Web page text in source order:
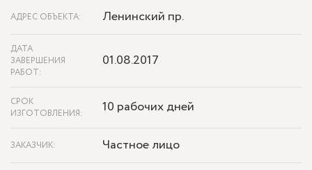
АДРЕС ОБЪЕКТА: Ленинский пр.
ДАТА
ЗАВЕРШЕНИЯ
РАБОТ:
01.08.2017
СРОК
ИЗГОТОВЛЕНИЯ:
10 рабочих дней
ЗАКАЗЧИК: Частное лицо